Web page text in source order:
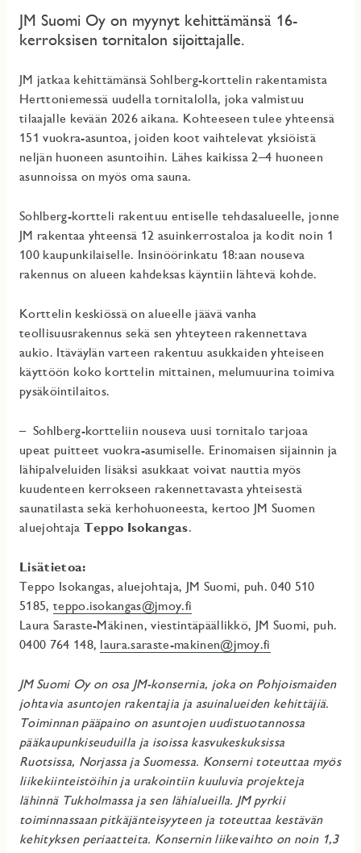
JM Suomi Oy on myynyt kehittämänsä 16-
kerroksisen tornitalon sijoittajalle.
JM jatkaa kehittämänsä Sohlberg-korttelin rakentamista
Herttoniemessä uudella tornitalolla, joka valmistuu
tilaajalle kevään 2026 aikana. Kohteeseen tulee yhteensä
151 vuokra-asuntoa, joiden koot vaihtelevat yksiöistä
neljän huoneen asuntoihin. Lähes kaikissa 2–4 huoneen
asunnoissa on myös oma sauna.
Sohlberg-kortteli rakentuu entiselle tehdasalueelle, jonne
JM rakentaa yhteensä 12 asuinkerrostaloa ja kodit noin 1
100 kaupunkilaiselle. Insinöörinkatu 18:aan nouseva
rakennus on alueen kahdeksas käyntiin lähtevä kohde.
Korttelin keskiössä on alueelle jäävä vanha
teollisuusrakennus sekä sen yhteyteen rakennettava
aukio. Itäväylän varteen rakentuu asukkaiden yhteiseen
käyttöön koko korttelin mittainen, melumuurina toimiva
pysäköintilaitos.
– Sohlberg-kortteliin nouseva uusi tornitalo tarjoaa
upeat puitteet vuokra-asumiselle. Erinomaisen sijainnin ja
lähipalveluiden lisäksi asukkaat voivat nauttia myös
kuudenteen kerrokseen rakennettavasta yhteisestä
saunatilasta sekä kerhohuoneesta, kertoo JM Suomen
aluejohtaja Teppo Isokangas.
Lisätietoa:
Teppo Isokangas, aluejohtaja, JM Suomi, puh. 040 510
5185, teppo.isokangas@jmoy.fi
Laura Saraste-Mäkinen, viestintäpäällikkö, JM Suomi, puh.
0400 764 148, laura.saraste-makinen@jmoy.fi
JM Suomi Oy on osa JM-konsernia, joka on Pohjoismaiden
johtavia asuntojen rakentajia ja asuinalueiden kehittäjiä.
Toiminnan pääpaino on asuntojen uudistuotannossa
pääkaupunkiseuduilla ja isoissa kasvukeskuksissa
Ruotsissa, Norjassa ja Suomessa. Konserni toteuttaa myös
liikekiinteistöihin ja urakointiin kuuluvia projekteja
lähinnä Tukholmassa ja sen lähialueilla. JM pyrkii
toiminnassaan pitkäjänteisyyteen ja toteuttaa kestävän
kehityksen periaatteita. Konsernin liikevaihto on noin 1,3